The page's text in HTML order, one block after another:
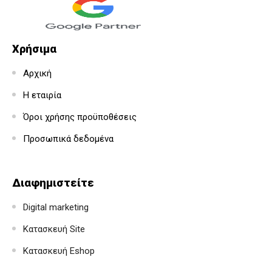
Χρήσιμα
Αρχική
Η εταιρία
Όροι χρήσης προϋποθέσεις
Προσωπικά δεδομένα
Διαφημιστείτε
Digital marketing
Κατασκευή Site
Κατασκευή Eshop